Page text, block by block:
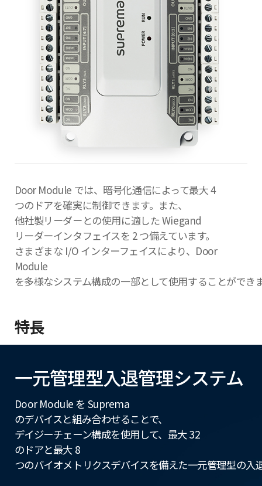
Door Module では、暗号化通信によって最大 4
つのドアを確実に制御できます。また、
他社製リーダーとの使用に適した Wiegand
リーダーインタフェイスを 2 つ備えています。
さまざまな I/O インターフェイスにより、Door
Module
を多様なシステム構成の一部として使用することができ
特長
一元管理型入退管理システム
Door Module を Suprema
のデバイスと組み合わせることで、
デイジーチェーン構成を使用して、最大 32
のドアと最大 8
つのバイオメトリクスデバイスを備えた一元管理型の